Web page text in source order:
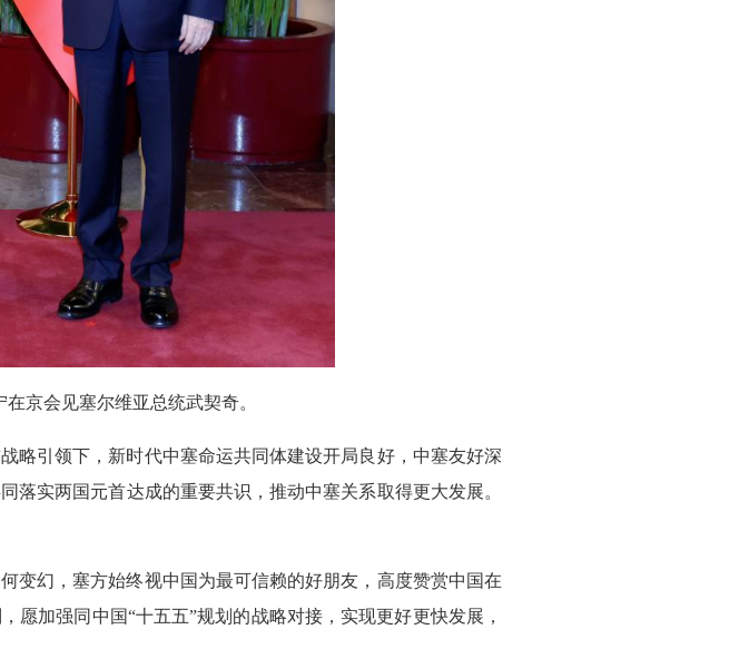
京会见塞尔维亚总统武契奇。
略引领下，新时代中塞命运共同体建设开局良好，中塞友好深
落实两国元首达成的重要共识，推动中塞关系取得更大发展。
变幻，塞方始终视中国为最可信赖的好朋友，高度赞赏中国在
愿加强同中国“十五五”规划的战略对接，实现更好更快发展，